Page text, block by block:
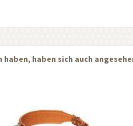
haben sich auch